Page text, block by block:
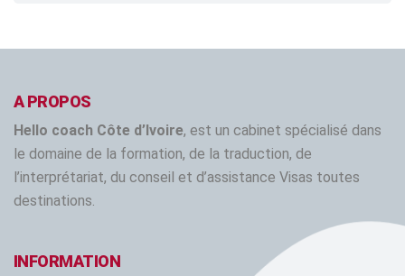
A PROPOS
Hello coach Côte d’Ivoire, est un cabinet spécialisé dans
le domaine de la formation, de la traduction, de
l’interprétariat, du conseil et d’assistance Visas toutes
destinations.
INFORMATION